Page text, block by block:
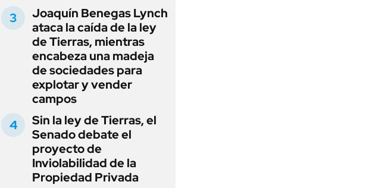
Joaquín Benegas Lynch
ataca la caída de la ley
de Tierras, mientras
encabeza una madeja
de sociedades para
explotar y vender
campos
Sin la ley de Tierras, el
Senado debate el
proyecto de
Inviolabilidad de la
Propiedad Privada